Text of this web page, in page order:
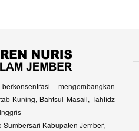
mengembangkan
Kuning, Bahtsul Masail, Tahfidz
Kabupaten Jember,